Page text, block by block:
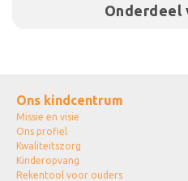
Onderdeel
Ons kindcentrum
Missie en visie
Ons profiel
Kwaliteitszorg
Kinderopvang
Rekentool voor ouders